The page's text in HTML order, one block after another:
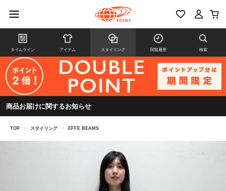
タイムライン アイテム スタイリング 閲覧履歴 検索
商品お届けに関するお知らせ
TOP > スタイリング > EFFE BEAMS